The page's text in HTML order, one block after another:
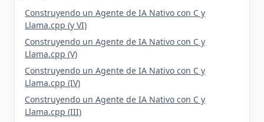
Construyendo un Agente de IA Nativo con C y
Llama.cpp (y VI)
Construyendo un Agente de IA Nativo con C y
Llama.cpp (V)
Construyendo un Agente de IA Nativo con C y
Llama.cpp (IV)
Construyendo un Agente de IA Nativo con C y
Llama.cpp (III)